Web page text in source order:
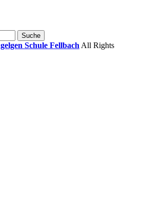
Schule Fellbach All Rights